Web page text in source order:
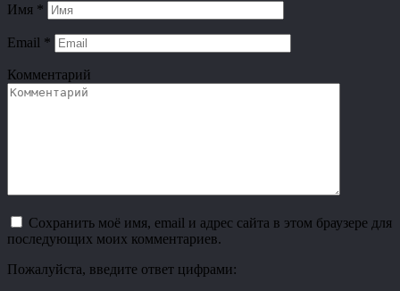
Имя *
Email *
Комментарий
Сохранить моё имя, email и адрес сайта в этом браузере для
последующих моих комментариев.
Пожалуйста, введите ответ цифрами: